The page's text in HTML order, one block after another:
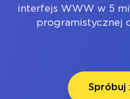
interfejs WWW w 5
programistycznej
Spróbuj